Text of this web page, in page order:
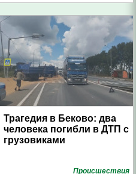
Трагедия в Беково: два
человека погибли в ДТП с
грузовиками
Проиcшествия